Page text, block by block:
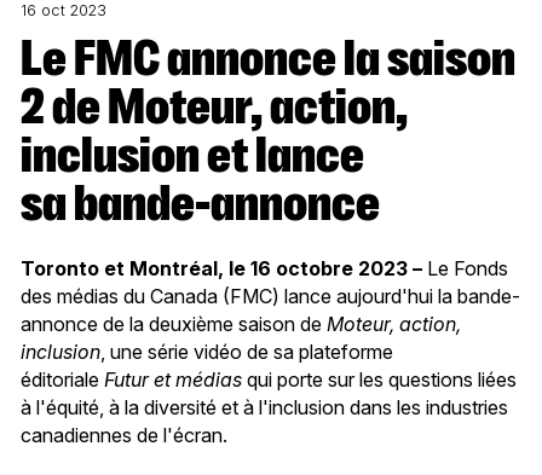
16 oct 2023
Le FMC annonce la saison
2 de Moteur, action,
inclusion et lance
sa bande-annonce
Toronto et Montréal, le 16 octobre 2023 – Le Fonds
des médias du Canada (FMC) lance aujourd'hui la bande-
annonce de la deuxième saison de Moteur, action,
inclusion , une série vidéo de sa plateforme
éditoriale Futur et médias qui porte sur les questions liées
à l'équité, à la diversité et à l'inclusion dans les industries
canadiennes de l'écran.